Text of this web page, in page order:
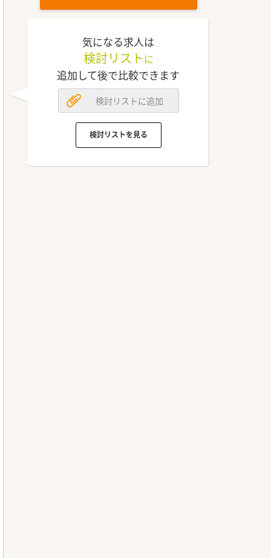
気になる求人は
検討リスト に
追加して後で比較できます
検討リストに追加
検討リストを見る